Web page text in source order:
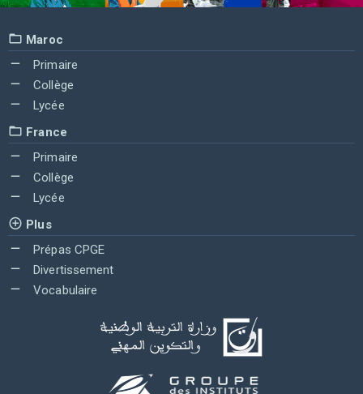
Maroc
Primaire
Collège
Lycée
France
Primaire
Collège
Lycée
Plus
Prépas CPGE
Divertissement
Vocabulaire